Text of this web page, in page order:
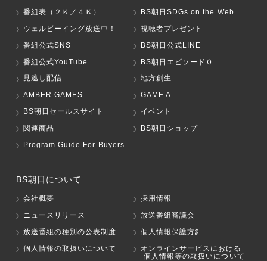
番組表（２Ｋ／４Ｋ）
BS朝日SDGs on the Web
ウェルビーイング放送中！
視聴者プレゼント
番組公式SNS
BS朝日公式LINE
番組公式YouTube
BS朝日エピソード０
見逃し配信
地方創生
AMBER GAMES
GAME A
BS朝日セールスサイト
イベント
関連商品
BS朝日ショップ
Program Guide For Buyers
BS朝日について
会社概要
採用情報
ニュースリリース
放送番組審議会
放送番組の種別の公表制度
個人情報保護方針
個人情報の取扱いについて
オンラインサービスにおける
個人情報等の取扱いについて